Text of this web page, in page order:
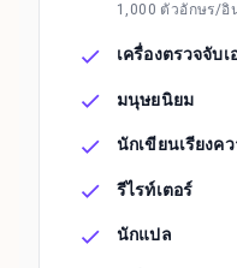
1,000 ตัวอักษร/อิ
เครื่องตรวจจับเ
มนุษยนิยม
นักเขียนเรียงค
รีไรท์เตอร์
นักแปล